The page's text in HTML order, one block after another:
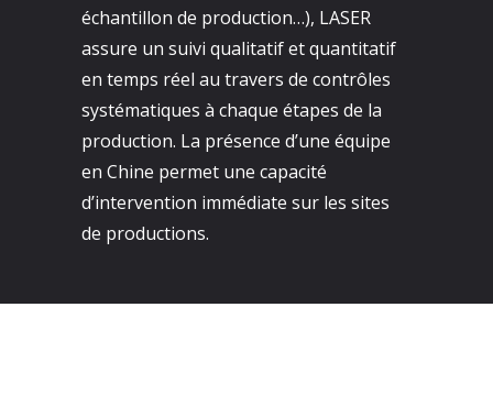
échantillon de production…), LASER
assure un suivi qualitatif et quantitatif
en temps réel au travers de contrôles
systématiques à chaque étapes de la
production. La présence d’une équipe
en Chine permet une capacité
d’intervention immédiate sur les sites
de productions.